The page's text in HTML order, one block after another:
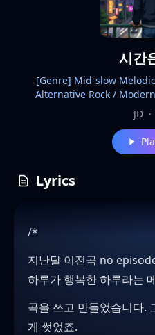
시간
[Genre] Mid-slow
Alternative Rock / Modern
Emotional, nostalgic,
Drifting through time,
and quiet rebellion,
energy, [Rhythm] Mid-
kick, natural timing,
[Instruments] Crunchy
drums, [Vocals] Emotional
expressive chorus shouts,
building into huge melodic
walls and strong loud-soft
studio production, wide
emotional mix, polished
JD ·
Lyrics
/*
지난달 이전곡 no
하루가 행복한 하루라는
곡을 쓰고 만들었습니다.
게 썻었죠.